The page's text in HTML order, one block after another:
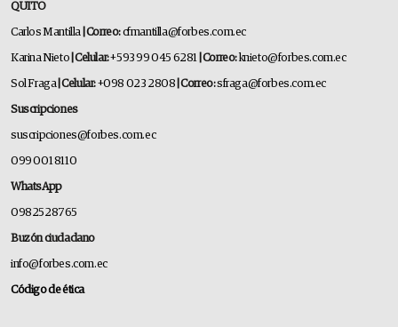
QUITO
Carlos Mantilla | Correo:cfmantilla@forbes.com.ec
Karina Nieto | Celular:+593 99 045 6281 | Correo:knieto@forbes.com.ec
Sol Fraga| Celular:+098 023 2808 | Correo:sfraga@forbes.com.ec
Suscripciones
suscripciones@forbes.com.ec
099 001 8110
WhatsApp
0982528765
Buzón ciudadano
info@forbes.com.ec
Código de ética